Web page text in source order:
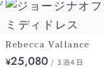
Rebecca Vallance
¥25,080 / 3泊4日